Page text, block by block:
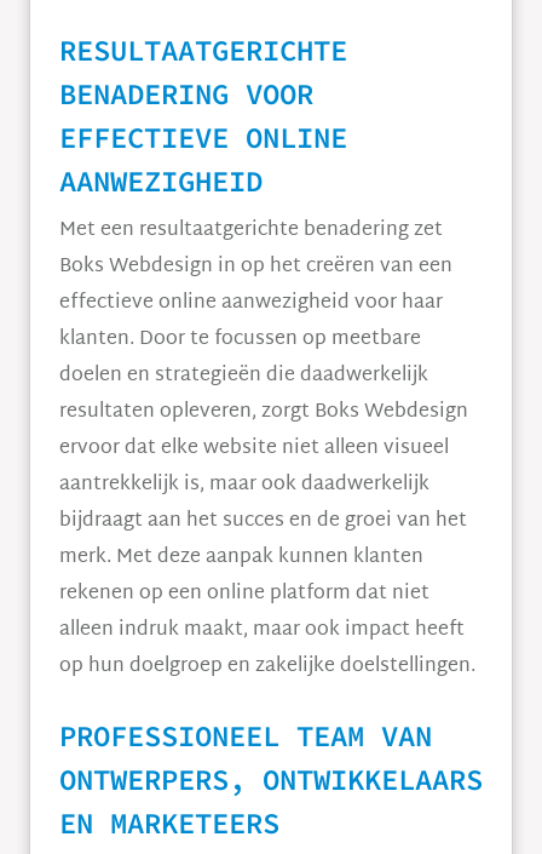
RESULTAATGERICHTE
BENADERING VOOR
EFFECTIEVE ONLINE
AANWEZIGHEID
Met een resultaatgerichte benadering zet
Boks Webdesign in op het creëren van een
effectieve online aanwezigheid voor haar
klanten. Door te focussen op meetbare
doelen en strategieën die daadwerkelijk
resultaten opleveren, zorgt Boks Webdesign
ervoor dat elke website niet alleen visueel
aantrekkelijk is, maar ook daadwerkelijk
bijdraagt aan het succes en de groei van het
merk. Met deze aanpak kunnen klanten
rekenen op een online platform dat niet
alleen indruk maakt, maar ook impact heeft
op hun doelgroep en zakelijke doelstellingen.
PROFESSIONEEL TEAM VAN
ONTWERPERS, ONTWIKKELAARS
EN MARKETEERS